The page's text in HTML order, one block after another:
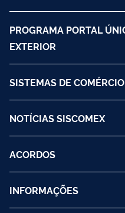
PROGRAMA PORTAL
EXTERIOR
SISTEMAS DE
NOTÍCIAS SISCOMEX
ACORDOS
INFORMAÇÕES